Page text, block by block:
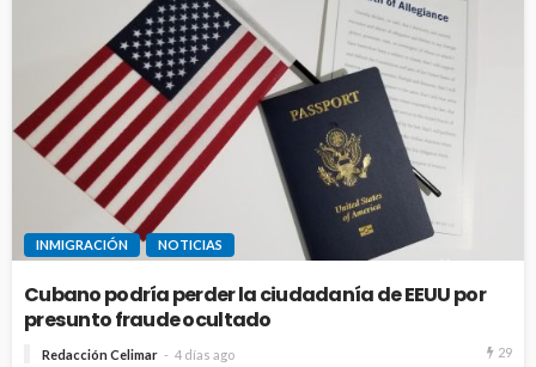
INMIGRACIÓN NOTICIAS
Cubano podría perder la ciudadanía de EEUU por
presunto fraude ocultado
Redacción Celimar 4 días ago 29